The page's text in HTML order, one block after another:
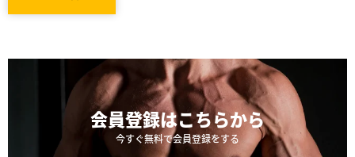
会員登録はこちらから
今すぐ無料で会員登録をする